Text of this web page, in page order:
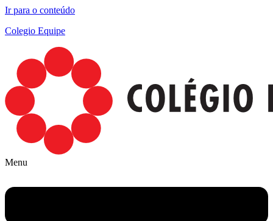
Ir para o conteúdo
Colegio Equipe
Menu